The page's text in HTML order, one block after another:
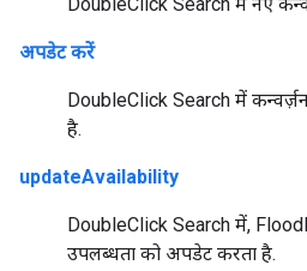
अपडेट करें
DoubleClick Search में
है.
updateAvailability
DoubleClick Search में,
उपलब्धता को अपडेट करता है.